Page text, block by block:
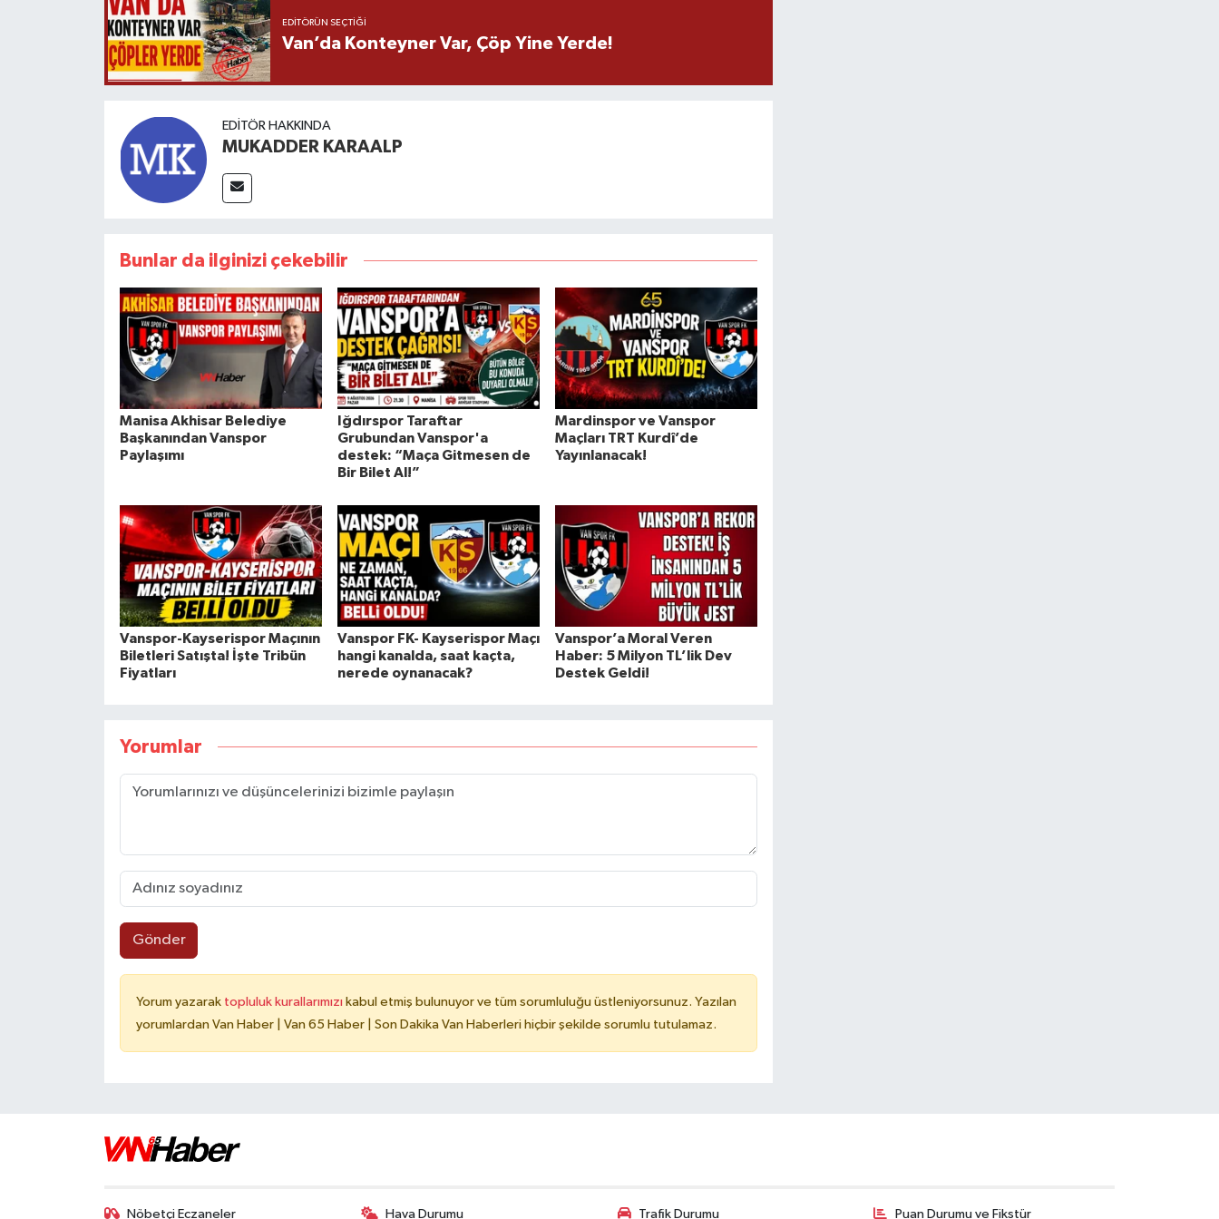
EDITÖRÜN SEÇTIĞI
Van’da Konteyner Var, Çöp Yine Yerde!
EDITÖR HAKKINDA
MUKADDER KARAALP
Bunlar da ilginizi çekebilir
Manisa Akhisar Belediye
Başkanından Vanspor
Paylaşımı
Iğdırspor Taraftar
Grubundan Vanspor'a
destek: “Maça Gitmesen de
Bir Bilet Al!”
Mardinspor ve Vanspor
Maçları TRT Kurdî’de
Yayınlanacak!
Vanspor-Kayserispor Maçının
Biletleri Satışta! İşte Tribün
Fiyatları
Vanspor FK- Kayserispor Maçı
hangi kanalda, saat kaçta,
nerede oynanacak?
Vanspor’a Moral Veren
Haber: 5 Milyon TL’lik Dev
Destek Geldi!
Yorumlar
Gönder
Yorum yazarak topluluk kurallarımızı kabul etmiş bulunuyor ve tüm sorumluluğu üstleniyorsunuz. Yazılan
yorumlardan Van Haber | Van 65 Haber | Son Dakika Van Haberleri hiçbir şekilde sorumlu tutulamaz.
Nöbetçi Eczaneler Hava Durumu Trafik Durumu Puan Durumu ve Fikstür